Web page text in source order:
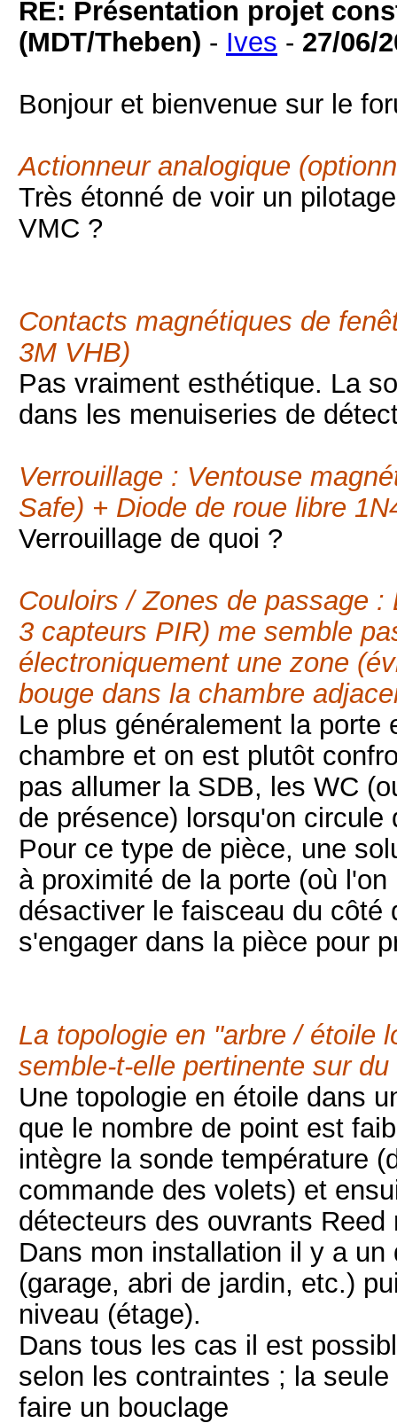
RE: Présentation projet
(MDT/Theben) - Ives - 27/06/
Bonjour et bienvenue sur le
Actionneur analogique
Très étonné de voir un
VMC ?
Contacts magnétiques de
3M VHB)
Pas vraiment esthétique. La
dans les menuiseries de
Verrouillage : Ventouse
Safe) + Diode de roue libre
Verrouillage de quoi ?
Couloirs / Zones de passage
3 capteurs PIR) me semble
électroniquement une zone
bouge dans la chambre
Le plus généralement la
chambre et on est plutôt
pas allumer la SDB, les WC
de présence) lorsqu'on
Pour ce type de pièce, une
à proximité de la porte (où
désactiver le faisceau du côté
s'engager dans la pièce pour
La topologie en "arbre / étoile
semble-t-elle pertinente sur du
Une topologie en étoile dans
que le nombre de point est
intègre la sonde température
commande des volets) et
détecteurs des ouvrants
Dans mon installation il y a
(garage, abri de jardin, etc.)
niveau (étage).
Dans tous les cas il est
selon les contraintes ; la
faire un bouclage